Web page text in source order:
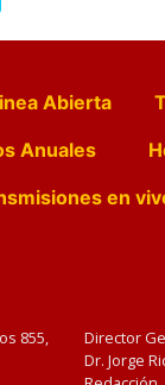
Abierta
Anuales
en
855,
Director
Dr. Jorge